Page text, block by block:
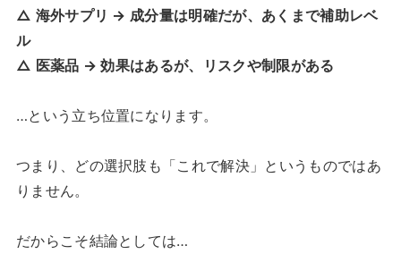
△ 海外サプリ → 成分量は明確だが、あくまで補助レベ
ル
△ 医薬品 → 効果はあるが、リスクや制限がある
…という立ち位置になります。
つまり、どの選択肢も「これで解決」というものではあ
りません。
だからこそ結論としては…